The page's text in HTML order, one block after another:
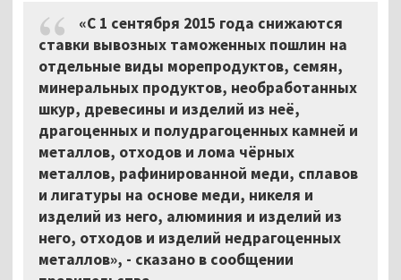
«С 1 сентября 2015 года снижаются
ставки вывозных таможенных пошлин на
отдельные виды морепродуктов, семян,
минеральных продуктов, необработанных
шкур, древесины и изделий из неё,
драгоценных и полудрагоценных камней и
металлов, отходов и лома чёрных
металлов, рафинированной меди, сплавов
и лигатуры на основе меди, никеля и
изделий из него, алюминия и изделий из
него, отходов и изделий недрагоценных
металлов», - сказано в сообщении